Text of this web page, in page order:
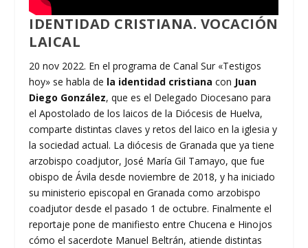
IDENTIDAD CRISTIANA. VOCACIÓN
LAICAL
20 nov 2022. En el programa de Canal Sur «Testigos
hoy» se habla de la identidad cristiana con Juan
Diego González, que es el Delegado Diocesano para
el Apostolado de los laicos de la Diócesis de Huelva,
comparte distintas claves y retos del laico en la iglesia y
la sociedad actual. La diócesis de Granada que ya tiene
arzobispo coadjutor, José María Gil Tamayo, que fue
obispo de Ávila desde noviembre de 2018, y ha iniciado
su ministerio episcopal en Granada como arzobispo
coadjutor desde el pasado 1 de octubre. Finalmente el
reportaje pone de manifiesto entre Chucena e Hinojos
cómo el sacerdote Manuel Beltrán, atiende distintas